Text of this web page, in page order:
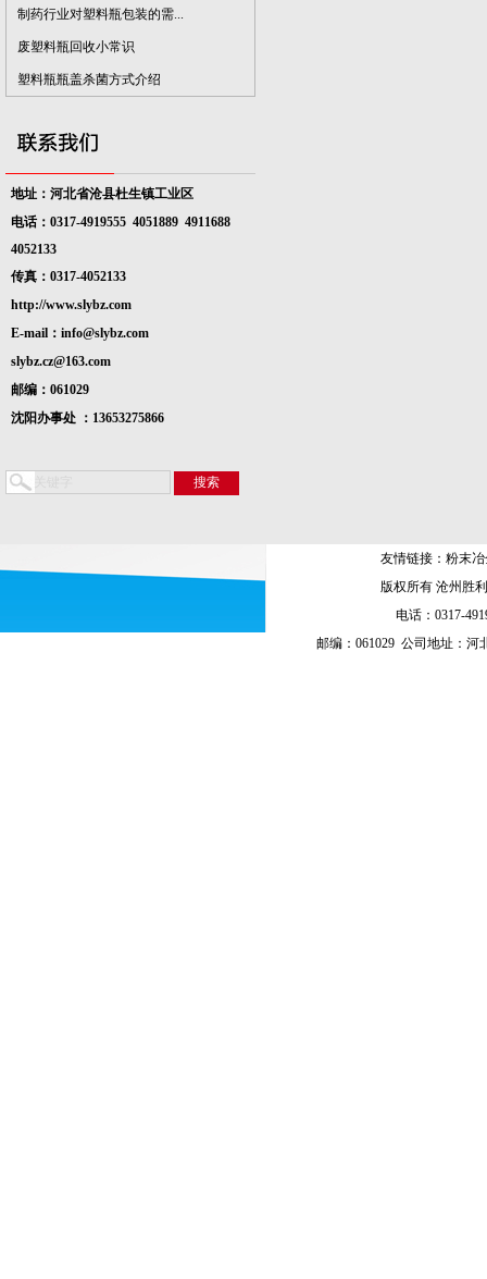
制药行业对塑料瓶包装的需...
废塑料瓶回收小常识
塑料瓶瓶盖杀菌方式介绍
地址：河北省沧县杜生镇工业区
电话：0317-4919555 4051889 4911688
4052133
传真：0317-4052133
http://www.slybz.com
E-mail：info@slybz.com
slybz.cz@163.com
邮编：061029
沈阳办事处 ：13653275866
友情链接： 粉末
版权所有 沧州胜
电话：0317-
邮编：061029 公司地址：河